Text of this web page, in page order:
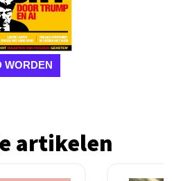
WORDEN
artikelen